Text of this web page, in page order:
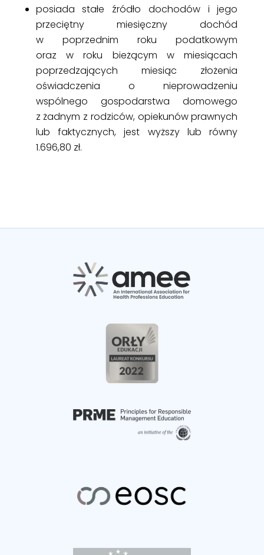
posiada stałe źródło dochodów i jego
przeciętny miesięczny dochód
w poprzednim roku podatkowym
oraz w roku bieżącym w miesiącach
poprzedzających miesiąc złożenia
oświadczenia o nieprowadzeniu
wspólnego gospodarstwa domowego
z żadnym z rodziców, opiekunów prawnych
lub faktycznych, jest wyższy lub równy
1.696,80 zł.